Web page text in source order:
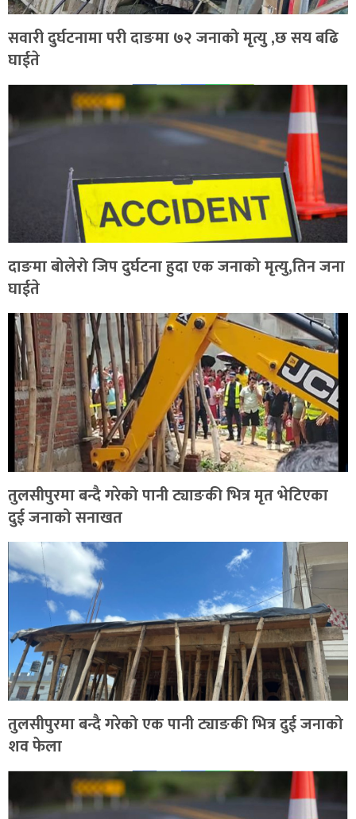
सवारी दुर्घटनामा परी दाङमा ७२ जनाको मृत्यु ,छ सय बढि
घाईते
दाङमा बोलेरो जिप दुर्घटना हुदा एक जनाको मृत्यु,तिन जना
घाईते
तुलसीपुरमा बन्दै गरेको पानी ट्याङकी भित्र मृत भेटिएका
दुई जनाको सनाखत
तुलसीपुरमा बन्दै गरेको एक पानी ट्याङकी भित्र दुई जनाको
शव फेला